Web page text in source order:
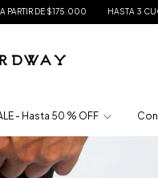
HASTA 3 CUOTAS SIN
- Hasta 50 % OFF